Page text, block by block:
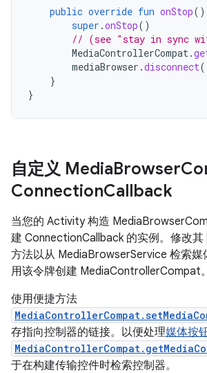
public override fun onStop()
super .onStop()
// (see "stay in sync
MediaControllerCompat.
mediaBrowser .disconnect
}
}
自定义 MediaBrowser
ConnectionCallback
当您的 Activity 构造
建 ConnectionCallback 的实例。修改其
方法以从 MediaBrowserService 检索媒
用该令牌创建 MediaControllerCompat。
使用便捷方法
存指向控制器的链接。以便处理媒体按
于在构建传输控件时检索控制器。